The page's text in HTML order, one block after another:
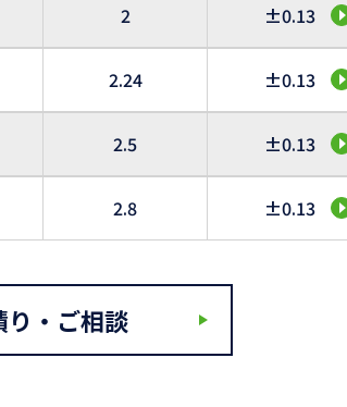
2 ±0.13
2.24 ±0.13
2.5 ±0.13
2.8 ±0.13
り・ご相談